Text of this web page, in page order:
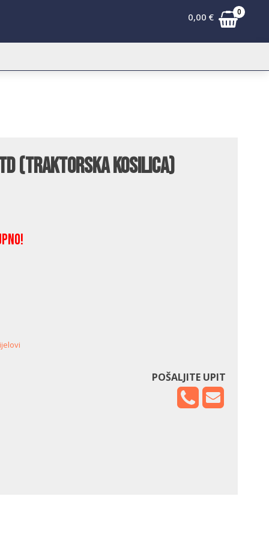
0,00 € 0
(traktorska kosilica)
POŠALJITE UPIT